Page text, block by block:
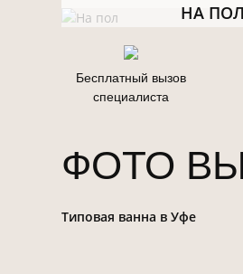
НА ПОЛ
Бесплатный вызов
специалиста
ФОТО
Типовая ванна в Уфе